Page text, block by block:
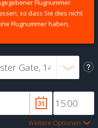
Flugnummer
so dass Sie dies nicht
Flugnummer haben,
Weitere Optionen